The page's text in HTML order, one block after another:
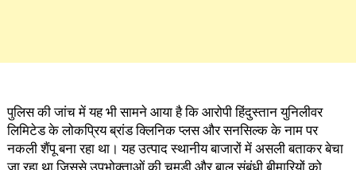
पुलिस की जांच में यह भी सामने आया है कि आरोपी हिंदुस्तान युनिलीवर
लिमिटेड के लोकप्रिय ब्रांड क्लिनिक प्लस और सनसिल्क के नाम पर
नकली शैंपू बना रहा था। यह उत्पाद स्थानीय बाजारों में असली बताकर बेचा
जा रहा था जिससे उपभोक्ताओं की चमड़ी और बाल संबंधी बीमारियों को